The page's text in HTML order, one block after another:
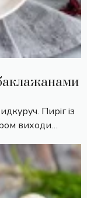
Пиріг із
виходи…